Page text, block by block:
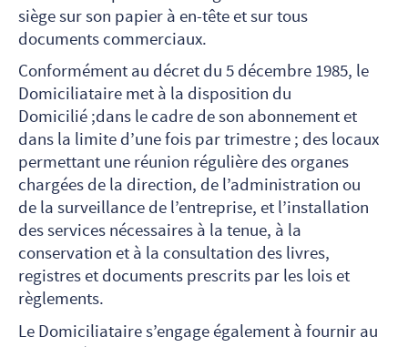
siège sur son papier à en-tête et sur tous
documents commerciaux.
Conformément au décret du 5 décembre 1985, le
Domiciliataire met à la disposition du
Domicilié ;dans le cadre de son abonnement et
dans la limite d’une fois par trimestre ; des locaux
permettant une réunion régulière des organes
chargées de la direction, de l’administration ou
de la surveillance de l’entreprise, et l’installation
des services nécessaires à la tenue, à la
conservation et à la consultation des livres,
registres et documents prescrits par les lois et
règlements.
Le Domiciliataire s’engage également à fournir au